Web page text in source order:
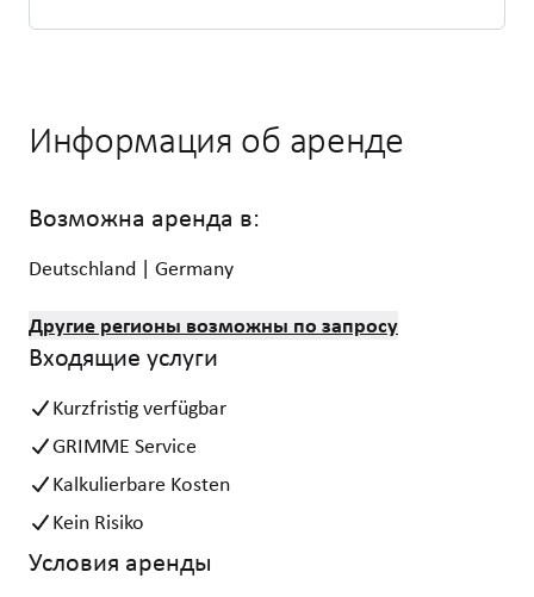
Информация об аренде
Возможна аренда в:
Deutschland | Germany
Другие регионы возможны по запросу
Входящие услуги
Kurzfristig verfügbar
GRIMME Service
Kalkulierbare Kosten
Kein Risiko
Условия аренды